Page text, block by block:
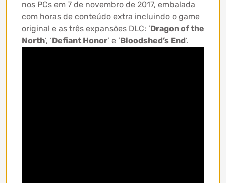
nos PCs em 7 de novembro de 2017, embalada
com horas de conteúdo extra incluindo o game
original e as três expansões DLC: ‘Dragon of the
North‘, ‘Defiant Honor‘ e ‘Bloodshed’s End‘.